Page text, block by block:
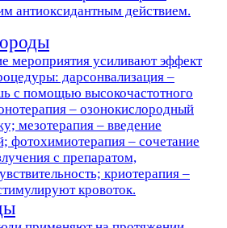
антиоксидантным действием.
мероприятия усиливают эффект
дарсонвализация –
с помощью высокочастотного
– озонокислородный
мезотерапия – введение
фотохимиотерапия – сочетание
с препаратом,
криотерапия –
кровоток.